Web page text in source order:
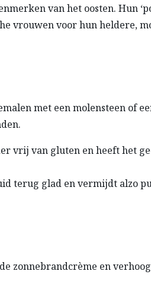
van het oosten. Hun
vrouwen voor hun heldere,
met een molensteen of
vrij van gluten en heeft het
terug glad en vermijdt alzo
zonnebrandcrème en